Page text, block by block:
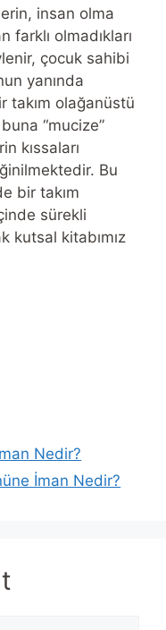
insan olma
farklı olmadıkları
çocuk sahibi
yanında
takım olağanüstü
“mucize”
kıssaları
Bu
bir takım
sürekli
kutsal kitabımız
Nedir?
İman Nedir?